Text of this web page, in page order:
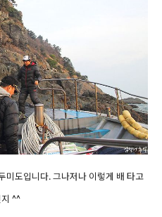
미도입니다. 그나저나 이렇게 배 타고
^^